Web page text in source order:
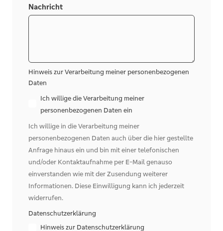
Nachricht
Hinweis zur Verarbeitung meiner personenbezogenen
Daten
Ich willige die Verarbeitung meiner
personenbezogenen Daten ein
Ich willige in die Verarbeitung meiner
personenbezogenen Daten auch über die hier gestellte
Anfrage hinaus ein und bin mit einer telefonischen
und/oder Kontaktaufnahme per E-Mail genauso
einverstanden wie mit der Zusendung weiterer
Informationen. Diese Einwilligung kann ich jederzeit
widerrufen.
Datenschutzerklärung
Hinweis zur Datenschutzerklärung